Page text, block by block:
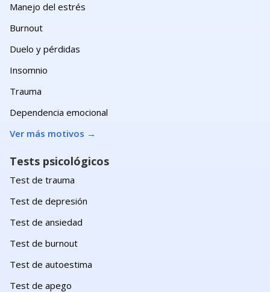
Manejo del estrés
Burnout
Duelo y pérdidas
Insomnio
Trauma
Dependencia emocional
Ver más motivos →
Tests psicológicos
Test de trauma
Test de depresión
Test de ansiedad
Test de burnout
Test de autoestima
Test de apego